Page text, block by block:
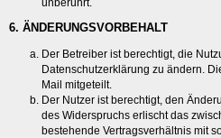
unberührt.
6. ÄNDERUNGSVORBEHALT
Der Betreiber ist berechtigt, die
Datenschutzerklärung zu ändern.
Mail mitgeteilt.
Der Nutzer ist berechtigt, den
des Widerspruchs erlischt das
bestehende Vertragsverhältnis mit